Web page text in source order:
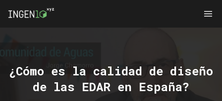
¿Cómo es la calidad de diseño
de las EDAR en España?